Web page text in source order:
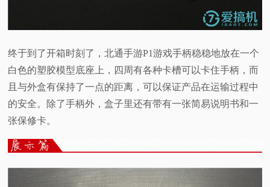
终于到了开箱时刻了，北通手游P1游戏手柄稳稳地放在一个
白色的塑胶模型底座上，四周有各种卡槽可以卡住手柄，而
且与外盒有保持了一点的距离，可以保证产品在运输过程中
的安全。除了手柄外，盒子里还有带有一张简易说明书和一
张保修卡。